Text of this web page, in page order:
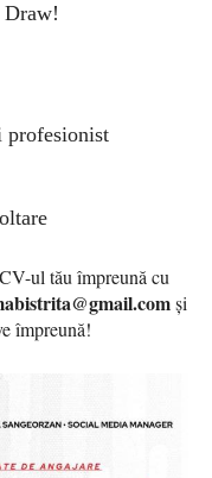
profesionist
ul tău împreună cu
și
împreună!